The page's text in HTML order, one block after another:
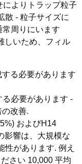
よりトラップ粒子
散 - 粒子サイズに
周りにいます
しいため、フィル
る必要があります
必要があります -
改善.
およびH14
影響は、大規模な
性があります. 例え
さい 10,000 平均